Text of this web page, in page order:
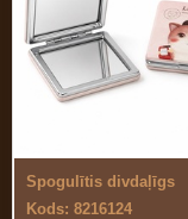
Spogulītis divdaļīgs
Kods: 8216124